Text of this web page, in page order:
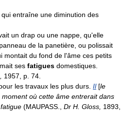
entraîne une diminution des
un drap ou une nappe, qu'elle
de la panetière, ou polissait
montait du fond de l'âme ces petits
ses fatigues domestiques.
1957, p. 74.
les travaux les plus durs. Il[le
où cette âme entrerait dans
(MAUPASS., Dr H. Gloss, 1893,